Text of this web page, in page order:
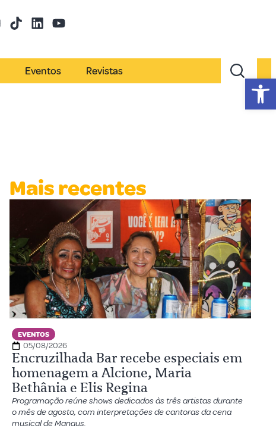
Eventos Revistas
Mais recentes
EVENTOS
05/08/2026
Encruzilhada Bar recebe especiais em
homenagem a Alcione, Maria
Bethânia e Elis Regina
Programação reúne shows dedicados às três artistas durante
o mês de agosto, com interpretações de cantoras da cena
musical de Manaus.